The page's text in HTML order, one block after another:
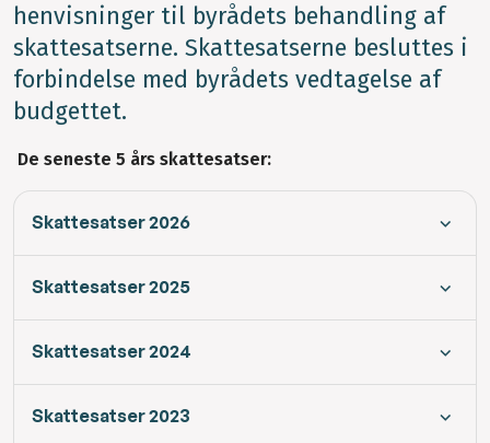
henvisninger til byrådets behandling af
skattesatserne. Skattesatserne besluttes i
forbindelse med byrådets vedtagelse af
budgettet.
De seneste 5 års skattesatser:
Skattesatser 2026
Skattesatser 2025
Skattesatser 2024
Skattesatser 2023